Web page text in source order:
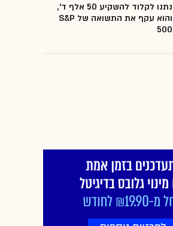
נתנו לקלוד להשקיע 50 אלף ד',
והוא עקף את התשואה של S&P
500